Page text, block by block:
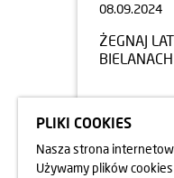
08.09.2024
ŻEGNAJ
PLIKI COOKIES
Nasza strona
Używamy plików